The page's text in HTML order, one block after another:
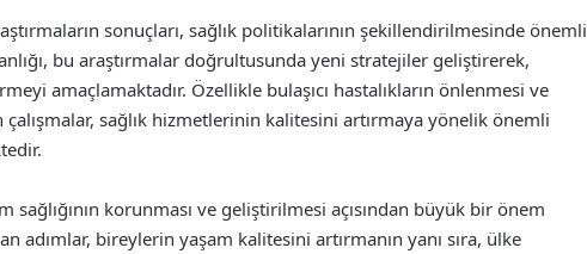
sonuçları, sağlık politikalarının şekillendirilmesinde önemli
bu araştırmalar doğrultusunda yeni stratejiler geliştirerek,
amaçlamaktadır. Özellikle bulaşıcı hastalıkların önlenmesi ve
çalışmalar, sağlık hizmetlerinin kalitesini artırmaya yönelik önemli
sağlığının korunması ve geliştirilmesi açısından büyük bir önem
adımlar, bireylerin yaşam kalitesini artırmanın yanı sıra, ülke